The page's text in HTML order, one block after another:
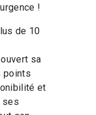
!
de 10
sa
points
et
ses